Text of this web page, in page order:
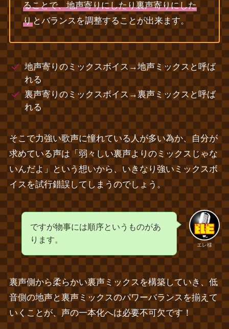
ることで、地声寄りにしたり裏声寄りにした
りとバランスを調整することが出来ます。
地声寄りのミックスボイス→地声ミックスと呼ば
れる
裏声寄りのミックスボイス→裏声ミックスと呼ば
れる
そこで力強い歌声に憧れている人が多い為か、自分が
求めている声は「弱々しい裏声よりのミックスじゃな
いんだよ」という想いから、いきなり強いミックスボ
イスを試行錯誤してしまうのでしょう。
エレ様
ですが物事には順序というものがあ
ります。
裏声側から柔らかい裏声ミックスを構築していき、低
音側の地声と裏声ミックスのパワーバランスを揃えて
いくことが、声の一本化へは必要不可欠です！